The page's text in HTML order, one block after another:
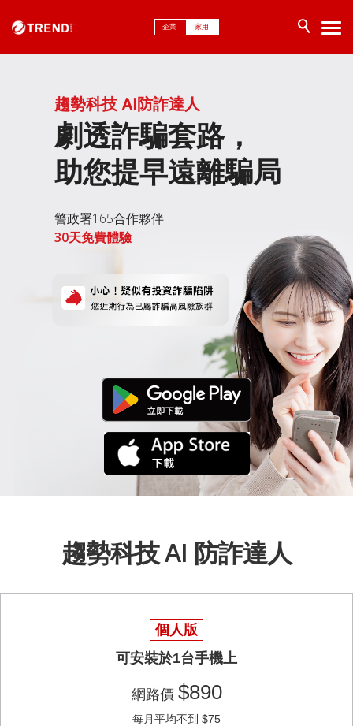
企業 家用
趨勢科技 AI防詐達人
劇透詐騙套路，
助您提早遠離騙局
警政署165合作夥伴
30天免費體驗
趨勢科技 AI 防詐達人
個人版
可安裝於1台手機上
網路價 $890
每月平均不到 $75